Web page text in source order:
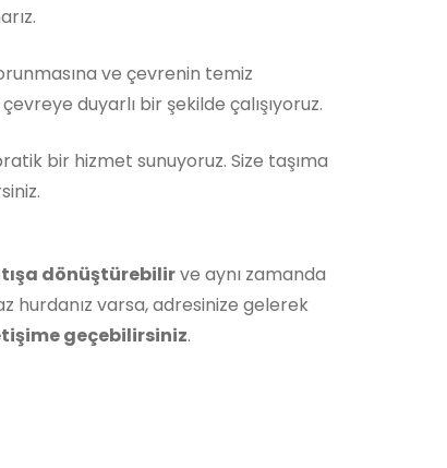
ve çevrenin temiz
duyarlı bir şekilde çalışıyoruz.
bir hizmet sunuyoruz. Size taşıma
dönüştürebilirve aynı zamanda
hurdanız varsa, adresinize gelerek
geçebilirsiniz.